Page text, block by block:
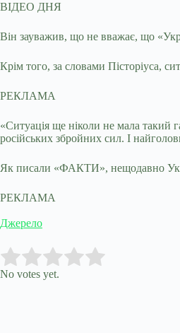
ВІДЕО ДНЯ
Він зауважив, що не вважає, що
Крім того, за словами Пісторіуса,
РЕКЛАМА
«Ситуація ще ніколи не мала такий
російських збройних сил. І
Як писали «ФАКТИ», нещодавно
РЕКЛАМА
Джерело
Rate this item:
No votes yet.